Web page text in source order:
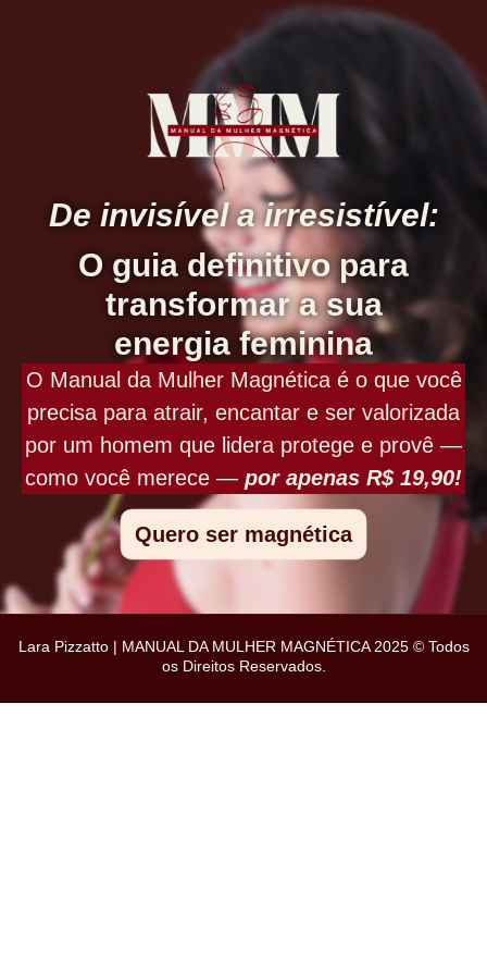
De invisível a irresistível:
O guia definitivo para
transformar a sua
energia feminina
O Manual da Mulher Magnética é o que você
precisa para atrair, encantar e ser valorizada
por um homem que lidera protege e provê —
como você merece — por apenas R$ 19,90!
Quero ser magnética
Lara Pizzatto | MANUAL DA MULHER MAGNÉTICA 2025 © Todos
os Direitos Reservados.